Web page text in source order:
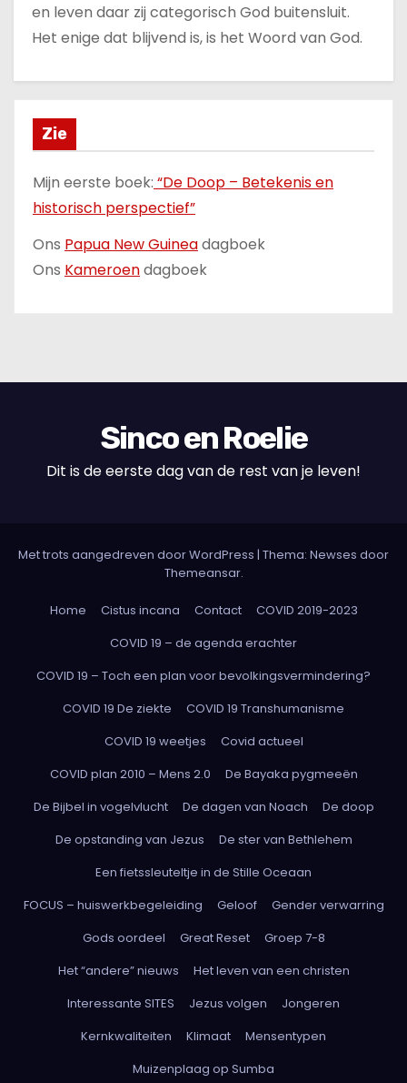
en leven daar zij categorisch God buitensluit.
Het enige dat blijvend is, is het Woord van God.
Zie
Mijn eerste boek: “De Doop – Betekenis en
historisch perspectief”
Ons Papua New Guineadagboek
Ons Kameroendagboek
Sinco en Roelie
Dit is de eerste dag van de rest van je leven!
Met trots aangedreven door WordPress | Thema: Newses door
Themeansar.
Home Cistus incana Contact
COVID 2019-2023
COVID 19 – de agenda erachter
COVID 19 – Toch een plan voor bevolkingsvermindering?
COVID 19 De ziekte
COVID 19 Transhumanisme
COVID 19 weetjes
Covid actueel
COVID plan 2010 – Mens 2.0
De Bayaka pygmeeën
De Bijbel in vogelvlucht
De dagen van Noach
De doop
De opstanding van Jezus
De ster van Bethlehem
Een fietssleuteltje in de Stille Oceaan
FOCUS – huiswerkbegeleiding
Geloof
Gender verwarring
Gods oordeel
Great Reset
Groep 7-8
Het “andere” nieuws
Het leven van een christen
Interessante SITES
Jezus volgen
Jongeren
Kernkwaliteiten
Klimaat
Mensentypen
Muizenplaag op Sumba